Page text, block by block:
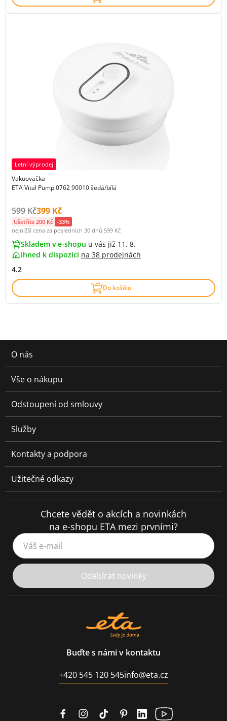
Letní výprodej
Vakuovačka
ETA Vital Pump 0762 90010 šedá/bílá
Původní cena s DPH:
599 KčCena s DPH:
399 Kč
Ušetříte 200 Kč -33%
nejnižší cena za posledních 30 dnů 599 Kč
Skladem v e-shopu u vás již 11. 8.
ihned k dispozici na 38 prodejnách
4.2
Do košíku
O nás
Vše o nákupu
Odstoupení od smlouvy
Služby
Kontakty a podpora
Užitečné odkazy
Chcete vědět o akcích a novinkách
na e-shopu ETA mezi prvními?
Váš e-mail
Odebírat novinky
Buďte s námi v kontaktu
+420 545 120 545info@eta.cz